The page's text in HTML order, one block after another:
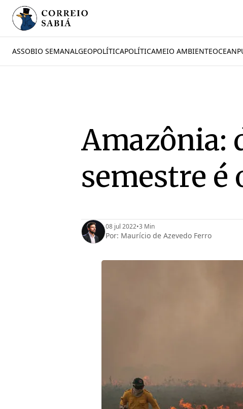
ASSOBIO SEMANALGEOPOLÍTICAPOLÍTICAMEIO AMBIENTEOCEAN
Amazônia:
semestre é
08 jul 2022•3 Min
Por: Maurício de Azevedo Ferro